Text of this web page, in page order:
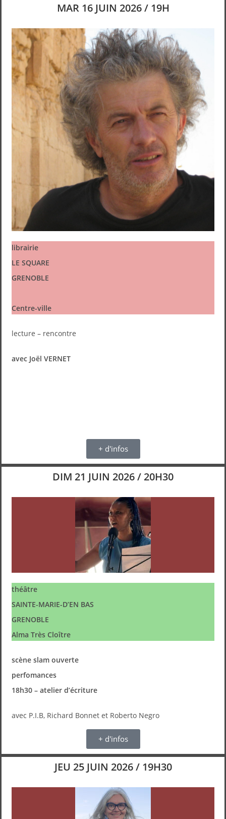
MAR 16 JUIN 2026 / 19H
librairie
LE SQUARE
GRENOBLE
Centre-ville
lecture – rencontre
avec Joël VERNET
+ d'infos
DIM 21 JUIN 2026 / 20H30
théâtre
SAINTE-MARIE-D’EN BAS
GRENOBLE
Alma Très Cloître
scène slam ouverte
perfomances
18h30 – atelier d’écriture
avec P.I.B, Richard Bonnet et Roberto Negro
+ d'infos
JEU 25 JUIN 2026 / 19H30